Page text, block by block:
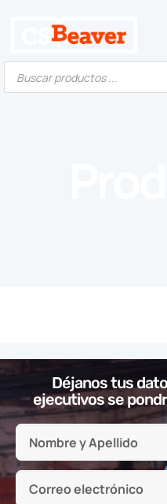
Déjanos tus
ejecutivos se